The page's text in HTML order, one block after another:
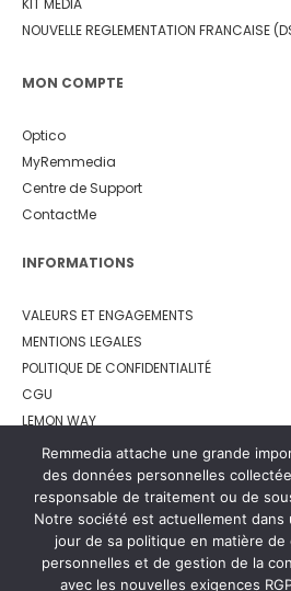
KIT MEDIA
NOUVELLE REGLEMENTATION FRANCAISE
MON COMPTE
Optico
MyRemmedia
Centre de Support
ContactMe
INFORMATIONS
VALEURS ET ENGAGEMENTS
MENTIONS LEGALES
POLITIQUE DE CONFIDENTIALITÉ
CGU
LEMON WAY
Remmedia attache une grande
des données personnelles
responsable de traitement ou de
Notre société est actuellement dans
jour de sa politique en matière
personnelles et de gestion de la
avec les nouvelles exigences